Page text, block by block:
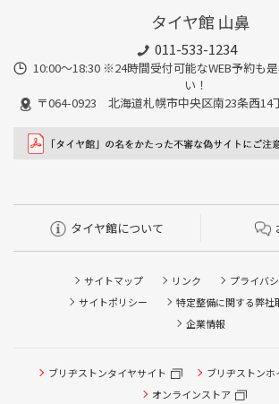
タイヤ館 山鼻
011-533-1234
10:00～18:30 ※24時間受付可能なWEB予約も
い！
〒064-0923 北海道札幌市中央区南23条西14
タイヤ館について
サイトマップ リンク
プライバ
サイトポリシー
特定整備に関する弊社
企業情報
ブリヂストンタイヤサイト
ブリヂストンホ
オンラインストア
タイヤ点検・安全点検/タイヤ履き替え/オ
ピット作業の予約